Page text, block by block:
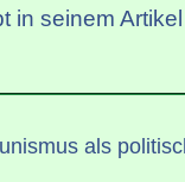
in seinem
als